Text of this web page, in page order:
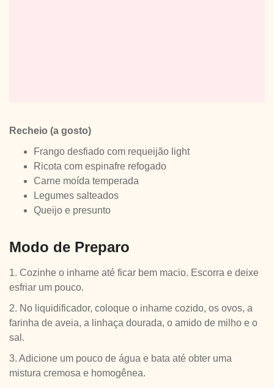
Recheio (a gosto)
Frango desfiado com requeijão light
Ricota com espinafre refogado
Carne moída temperada
Legumes salteados
Queijo e presunto
Modo de Preparo
1. Cozinhe o inhame até ficar bem macio. Escorra e deixe
esfriar um pouco.
2. No liquidificador, coloque o inhame cozido, os ovos, a
farinha de aveia, a linhaça dourada, o amido de milho e o
sal.
3. Adicione um pouco de água e bata até obter uma
mistura cremosa e homogênea.